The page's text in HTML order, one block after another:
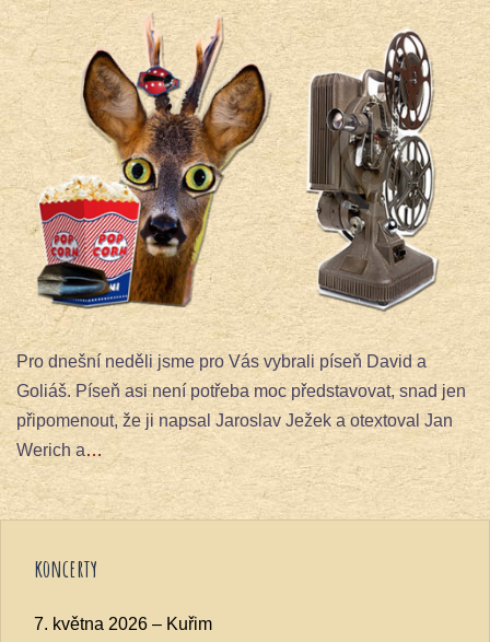
Pro dnešní neděli jsme pro Vás vybrali píseň David a
Goliáš. Píseň asi není potřeba moc představovat, snad jen
připomenout, že ji napsal Jaroslav Ježek a otextoval Jan
Werich a…
koncerty
7. května 2026 – Kuřim